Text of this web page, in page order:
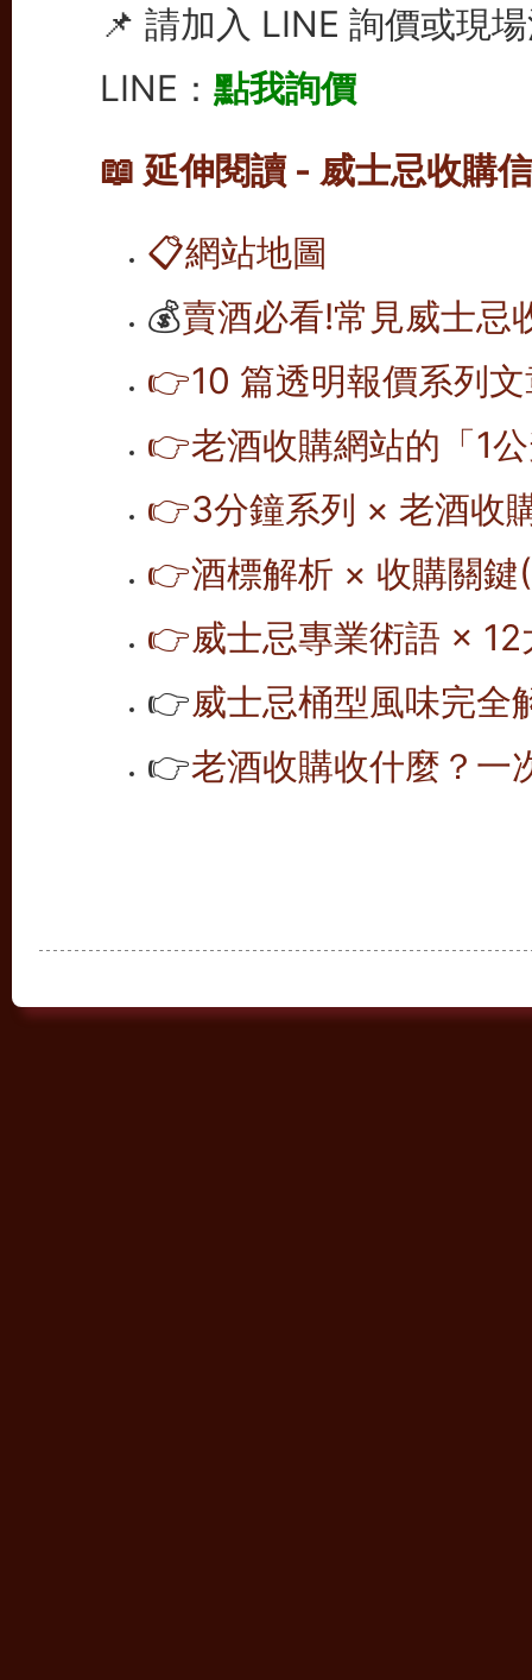
📌 請加入 LINE 詢價或現
LINE： 點我詢價
📖 延伸閱讀 - 威士忌收購
📋網站地圖
💰賣酒必看!常見威士忌
👉10 篇透明報價系列
👉老酒收購網站的「1
👉3分鐘系列 × 老酒收
👉酒標解析 × 收購關鍵
👉威士忌專業術語 ×
👉威士忌桶型風味完全
👉老酒收購收什麼？一